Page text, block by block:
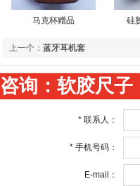
马克杯赠品 硅
上一个： 蓝牙耳机套
咨询：软胶尺子
* 联系人：
* 手机号码：
E-mail：